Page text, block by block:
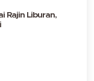
Rajin Liburan,